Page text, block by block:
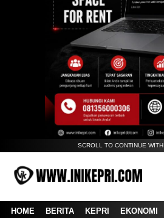
SCROLL TO CONTINUE
HOME BERITA KEPRI EKONOMI